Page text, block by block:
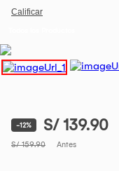
-12% S/ 139.90
S/ 159.90 Antes